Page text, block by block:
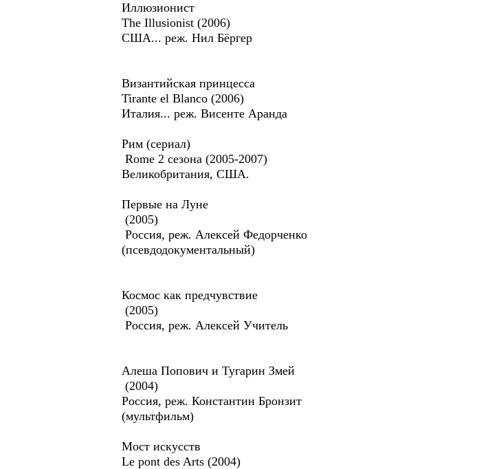
Иллюзионист
The Illusionist (2006)
США... реж. Нил Бёргер
Византийская принцесса
Tirante el Blanco (2006)
Италия... реж. Висенте Аранда
Рим (сериал)
Rome 2 сезона (2005-2007)
Великобритания, США.
Первые на Луне
(2005)
Россия, реж. Алексей Федорченко
(псевдодокументальный)
Космос как предчувствие
(2005)
Россия, реж. Алексей Учитель
Алеша Попович и Тугарин Змей
(2004)
Россия, реж. Константин Бронзит
(мультфильм)
Мост искусств
Le pont des Arts (2004)